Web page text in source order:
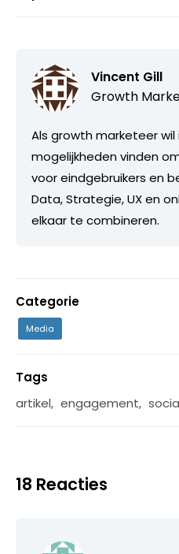
Vincent Gill
Growth
Als growth marketeer wil
mogelijkheden vinden
voor eindgebruikers en
Data, Strategie, UX en
elkaar te combineren.
Categorie
Media
Tags
artikel, engagement,
18 Reacties